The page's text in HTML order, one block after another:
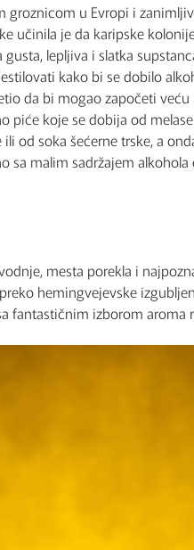
u Evropi i
učinila je da karipske
lepljiva i slatka
kako bi se dobilo
da bi mogao započeti
koje se dobija od
od soka šećerne trske, a
sa malim sadržajem
mesta porekla i
hemingvejevske
fantastičnim izborom aroma